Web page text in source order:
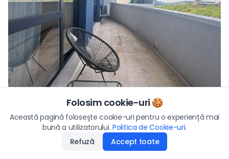
Vezi toate fotografiile
Preț/lună
850€
01.07.2026
Aplică
Folosim cookie-uri 🍪
Această pagină folosește cookie-uri pentru o experiență mai
bună a utilizatorului. Politica de Cookie-uri.
Refuză
Accept toate